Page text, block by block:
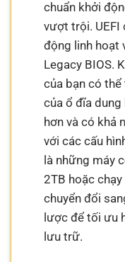
chuẩn khởi
vượt trội.
động linh hoạt
Legacy BIOS.
của bạn có
của ổ đĩa
hơn và có khả
với các cấu
là những máy
2TB hoặc
chuyển đổi
lược để tối ưu
lưu trữ.